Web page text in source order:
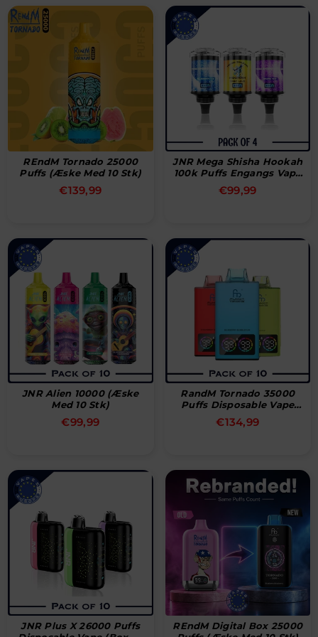
REndM Tornado 25000
Puffs (æske Med 10 Stk)
Normal
€139,99
JNR Mega Shisha Hookah
100k Puffs Engangs Vape
(æske Med 4 Stk)
Normal
€99,99
JNR Alien 10000 (æske
Med 10 Stk)
Normal
€99,99
RandM Tornado 35000
Puffs Disposable Vape
(Box Of 10)
Normal
€134,99
JNR Plus X 26000 Puffs
REndM Digital Box 25000